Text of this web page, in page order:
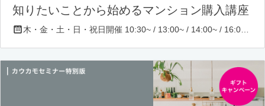
知りたいことから始めるマンション購入講座